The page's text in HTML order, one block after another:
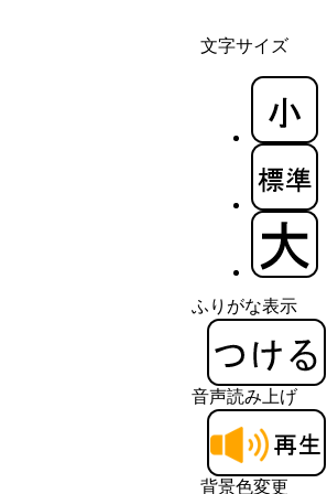
文字サイズ
ふりがな表示
音声読み上げ
背景色変更